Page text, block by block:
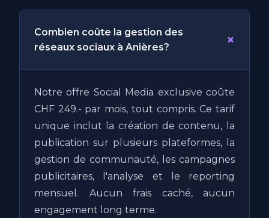
Combien coûte la gestion des
réseaux sociaux à Anières?
+
Notre offre Social Media exclusive coûte
CHF 249.- par mois, tout compris. Ce tarif
unique inclut la création de contenu, la
publication sur plusieurs plateformes, la
gestion de communauté, les campagnes
publicitaires, l'analyse et le reporting
mensuel. Aucun frais caché, aucun
engagement long terme.